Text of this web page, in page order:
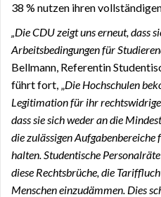
38 % nutzen ihren
„Die CDU zeigt uns erneut, dass
Arbeitsbedingungen für
Bellmann, Referentin
führt fort, „Die Hochschulen
Legitimation für ihr
dass sie sich weder an die
die zulässigen
halten. Studentische
diese Rechtsbrüche, die
Menschen einzudämmen. Dies